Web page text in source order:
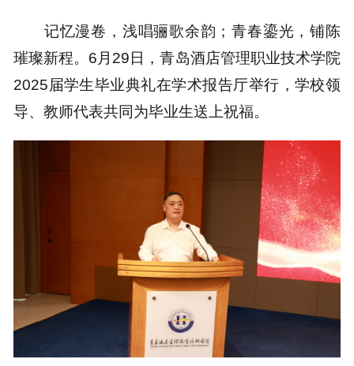
记忆漫卷，浅唱骊歌余韵；青春鎏光，铺陈
璀璨新程。6月29日，青岛酒店管理职业技术学院
2025届学生毕业典礼在学术报告厅举行，学校领
导、教师代表共同为毕业生送上祝福。